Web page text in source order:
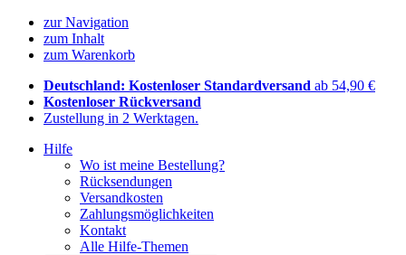
zur Navigation
zum Inhalt
zum Warenkorb
Deutschland: Kostenloser Standardversand ab 54,90 €
Kostenloser Rückversand
Zustellung in 2 Werktagen.
Hilfe
Wo ist meine Bestellung?
Rücksendungen
Versandkosten
Zahlungsmöglichkeiten
Kontakt
Alle Hilfe-Themen